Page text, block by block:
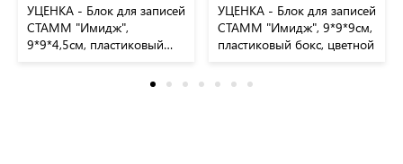
УЦЕНКА - Блок для записей
СТАММ "Имидж",
9*9*4,5см, пластиковый
УЦЕНКА - Блок для записей
СТАММ "Имидж", 9*9*9см,
пластиковый бокс, цветной